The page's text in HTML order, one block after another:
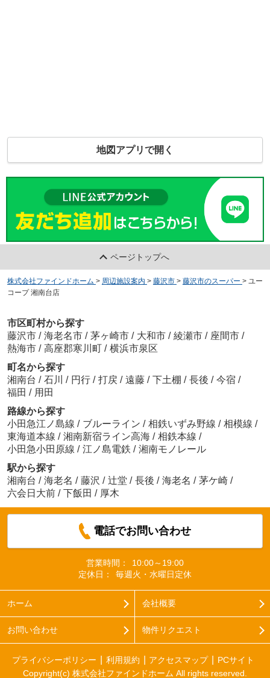
地図アプリで開く
ページトップへ
株式会社ファインドホーム > 周辺施設案内 > 藤沢市 > 藤沢市のスーパー > ユー
コープ 湘南台店
市区町村から探す
藤沢市 / 海老名市 / 茅ヶ崎市 / 大和市 / 綾瀬市 / 座間市 /
熱海市 / 高座郡寒川町 / 横浜市泉区
町名から探す
湘南台 / 石川 / 円行 / 打戻 / 遠藤 / 下土棚 / 長後 / 今宿 /
福田 / 用田
路線から探す
小田急江ノ島線 / ブルーライン / 相鉄いずみ野線 / 相模線 /
東海道本線 / 湘南新宿ライン高海 / 相鉄本線 /
小田急小田原線 / 江ノ島電鉄 / 湘南モノレール
駅から探す
湘南台 / 海老名 / 藤沢 / 辻堂 / 長後 / 海老名 / 茅ケ崎 /
六会日大前 / 下飯田 / 厚木
電話でお問い合わせ
営業時間：
10:00～19:00
定休日：
毎週火・水曜日定休
ホーム 会社概要
お問い合わせ 物件リクエスト
プライバシーポリシー 利用規約 アクセスマップ
PCサイト
Copyright(c) 株式会社ファインドホーム All rights reserved.